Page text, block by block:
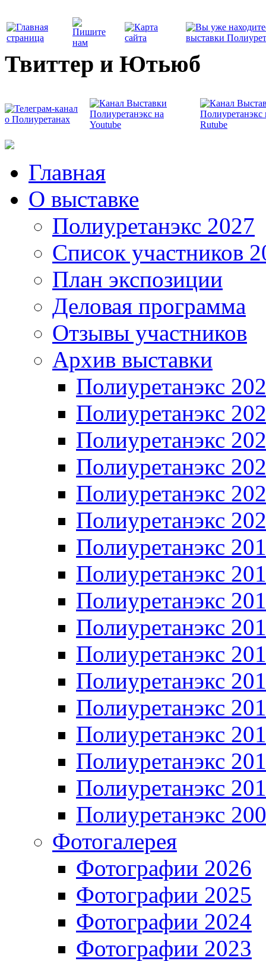
Твиттер и Ютьюб
Главная
О выставке
Полиуретанэкс 2027
Список участников
План экспозиции
Деловая программа
Отзывы участников
Архив выставки
Полиуретанэкс
Полиуретанэкс
Полиуретанэкс
Полиуретанэкс
Полиуретанэкс
Полиуретанэкс
Полиуретанэкс
Полиуретанэкс
Полиуретанэкс
Полиуретанэкс
Полиуретанэкс
Полиуретанэкс
Полиуретанэкс
Полиуретанэкс
Полиуретанэкс
Полиуретанэкс
Полиуретанэкс
Фотогалерея
Фотографии 2026
Фотографии 2025
Фотографии 2024
Фотографии 2023